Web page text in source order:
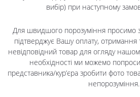
вибір) при наступному
Для швидшого порозуміння просимо
підтверджує Вашу оплату, отримання
невідповідний товар для огляду
необхідності ми можемо
представника/кур’єра зробити фото
непорозуміння.